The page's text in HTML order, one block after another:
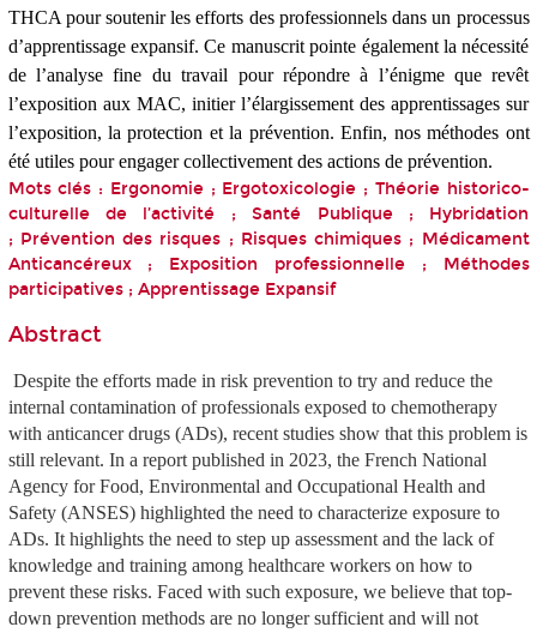
THCA pour soutenir les efforts des professionnels dans un processus
d’apprentissage expansif. Ce manuscrit pointe également la nécessité
de l’analyse fine du travail pour répondre à l’énigme que revêt
l’exposition aux MAC, initier l’élargissement des apprentissages sur
l’exposition, la protection et la prévention. Enfin, nos méthodes ont
été utiles pour engager collectivement des actions de prévention.
Mots clés : Ergonomie ; Ergotoxicologie ; Théorie historico-
culturelle de l’activité ; Santé Publique ; Hybridation
; Prévention des risques ; Risques chimiques ; Médicament
Anticancéreux ; Exposition professionnelle ; Méthodes
participatives ; Apprentissage Expansif
Abstract
Despite the efforts made in risk prevention to try and reduce the
internal contamination of professionals exposed to chemotherapy
with anticancer drugs (ADs), recent studies show that this problem is
still relevant. In a report published in 2023, the French National
Agency for Food, Environmental and Occupational Health and
Safety (ANSES) highlighted the need to characterize exposure to
ADs. It highlights the need to step up assessment and the lack of
knowledge and training among healthcare workers on how to
prevent these risks. Faced with such exposure, we believe that top-
down prevention methods are no longer sufficient and will not